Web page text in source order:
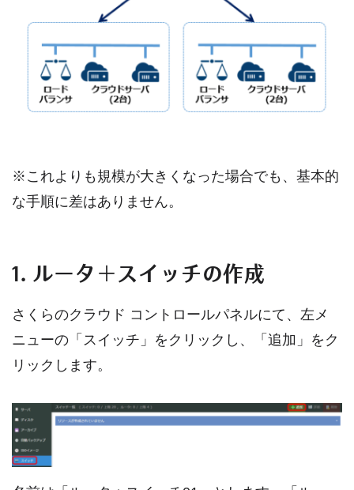
※これよりも規模が大きくなった場合でも、基本的
な手順に差はありません。
1. ルータ＋スイッチの作成
さくらのクラウド コントロールパネルにて、左メ
ニューの「スイッチ」をクリックし、「追加」をク
リックします。